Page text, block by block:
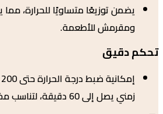
توزيعًا متساويًا للحرارة، مما يؤدي
للأطعمة.
إمكانية ضبط درجة
إلى 60 دقيقة، لتناسب مختلف الوصفات.